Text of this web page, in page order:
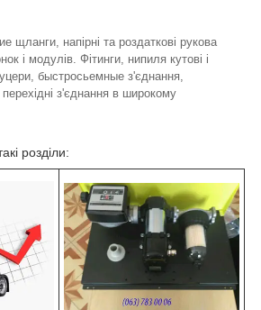
щланги, напірні та роздаткові рукова
і модулів. Фітинги, нипиля кутові і
быстросьемные з'єднання,
з'єднання в широкому
розділи: